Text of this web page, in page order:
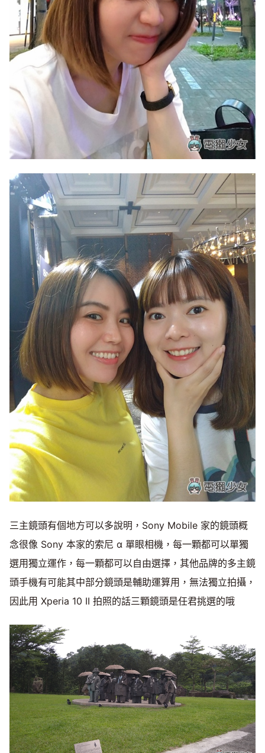
三主鏡頭有個地方可以多說明，Sony Mobile 家的鏡頭概
念很像 Sony 本家的索尼 α 單眼相機，每一顆都可以單獨
選用獨立運作，每一顆都可以自由選擇，其他品牌的多主鏡
頭手機有可能其中部分鏡頭是輔助運算用，無法獨立拍攝，
因此用 Xperia 10 II 拍照的話三顆鏡頭是任君挑選的哦